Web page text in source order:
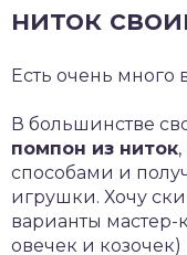
ниток
Есть очень много
В большинстве
помпон из ниток
способами и
игрушки. Хочу
варианты мастер-
овечек и козочек)